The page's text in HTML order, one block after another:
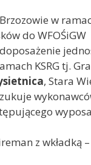
w
do WFOŚiGW
KSRG tj.
, Stara
z wkładką